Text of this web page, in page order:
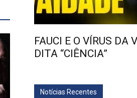
FAUCI E O VÍRUS DA
DITA “CIÊNCIA”
Notícias Recentes